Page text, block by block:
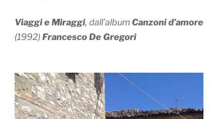
Viaggi e Miraggi, dall’album Canzoni d’amore
(1992) Francesco De Gregori